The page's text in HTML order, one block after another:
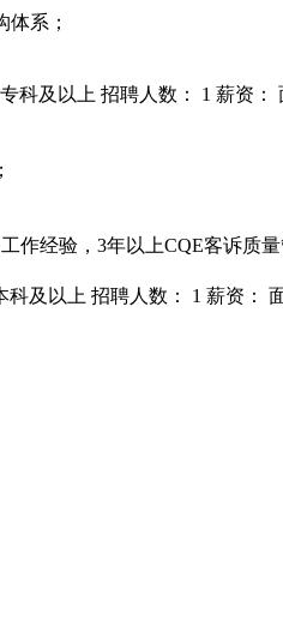
系；
科及以上 招聘人数： 1 薪资：
作经验，3年以上CQE客诉质量
科及以上 招聘人数： 1 薪资：